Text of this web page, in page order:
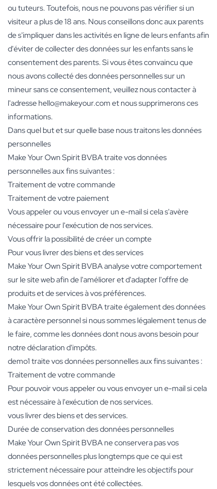
Couverture de Livre IA Personnalisée
Couverture de Livre IA Personnalisée
Couverture de Livre IA Personnalisée
Huiles
Huile d'Olive Personnalisée
Balsamique Personnalisé
Herbes
Herbes Personnalisées
Sauce Piquante Personnalisée
Thé Personnalisé
Miel Personnalisé
Biscuits Jules Destrooper Margritte
Boîte à Biscuits Personnalisée Jules Destrooper
Coffret Cadeau avec Cookies & Chocolat
Coffret Cadeau avec Gourde, Biscuits et Chocolat
Savon à Main Personnalisé
Sels de Bain Personnalisés
Couverture de Livre IA Personnalisée
Cadre Photo Personnalisé
Puzzle Photo Personnalisé IA
Coffret Gin Tonic Grand
Coffret Gin Tonic Mini
Coffret Dark 'n Stormy
Coffret Moscow Mule
Coffret Limoncello Tonic
Coffret 2 x Bouteilles Spiritueux
Coffret Premium 2 Bouteilles
Coffret Spritz & Cava
Coffret bière avec 3 bouteilles
Coffret vin avec 2 bouteilles
Coffret Cadeau 2 Bougies
Coffret cadeau bougies / bâtons de parfum
Coffret bien-être personnalisé
Coffret Huile d'Olive & Balsamique
Coffret Cadeau Herbes & Sauces
Voir tous les coffrets cadeaux
Mini Produits
Bouteilles Magnum XL
Cadeaux d'anniversaire
ou tuteurs. Toutefois, nous ne pouvons pas vérifier si un
visiteur a plus de 18 ans. Nous conseillons donc aux parents
de s'impliquer dans les activités en ligne de leurs enfants afin
d'éviter de collecter des données sur les enfants sans le
consentement des parents. Si vous êtes convaincu que
nous avons collecté des données personnelles sur un
mineur sans ce consentement, veuillez nous contacter à
l'adresse hello@makeyour.com et nous supprimerons ces
informations.
Dans quel but et sur quelle base nous traitons les données
personnelles
Make Your Own Spirit BVBA traite vos données
personnelles aux fins suivantes :
Traitement de votre commande
Traitement de votre paiement
Vous appeler ou vous envoyer un e-mail si cela s'avère
nécessaire pour l'exécution de nos services.
Vous offrir la possibilité de créer un compte
Pour vous livrer des biens et des services
Make Your Own Spirit BVBA analyse votre comportement
sur le site web afin de l'améliorer et d'adapter l'offre de
produits et de services à vos préférences.
Make Your Own Spirit BVBA traite également des données
à caractère personnel si nous sommes légalement tenus de
le faire, comme les données dont nous avons besoin pour
notre déclaration d'impôts.
demo1 traite vos données personnelles aux fins suivantes :
Traitement de votre commande
Pour pouvoir vous appeler ou vous envoyer un e-mail si cela
est nécessaire à l'exécution de nos services.
vous livrer des biens et des services.
Durée de conservation des données personnelles
Make Your Own Spirit BVBA ne conservera pas vos
données personnelles plus longtemps que ce qui est
strictement nécessaire pour atteindre les objectifs pour
lesquels vos données ont été collectées.